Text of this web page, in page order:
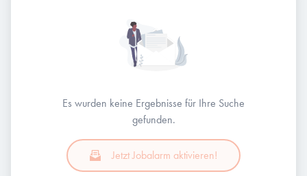
Es wurden keine Ergebnisse für Ihre Suche
gefunden.
Jetzt Jobalarm aktivieren!